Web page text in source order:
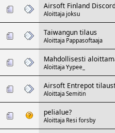
Airsoft Finland
Aloittaja joksu
Taiwangun tilaus
Aloittaja Pappasoftaaja
Mahdollisesti
Aloittaja Yypee_
Airsoft Entrepot
Aloittaja Semitin
pelialue?
Aloittaja Resi forsby